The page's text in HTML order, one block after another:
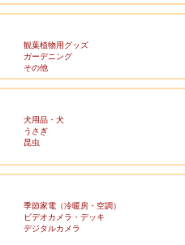
観葉植物用グッズ
ガーデニング
その他
犬用品・犬
うさぎ
昆虫
季節家電（冷暖房・空調）
ビデオカメラ・デッキ
デジタルカメラ